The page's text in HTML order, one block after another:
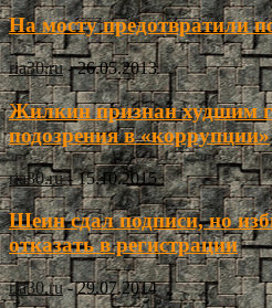
На мосту предотвратили
ria30.ru - 26.05.2013
Жилкин признан худшим
подозрения в «коррупции»
ria30.ru - 15.10.2015
Шеин сдал подписи, но
отказать в регистрации
ria30.ru - 29.07.2014